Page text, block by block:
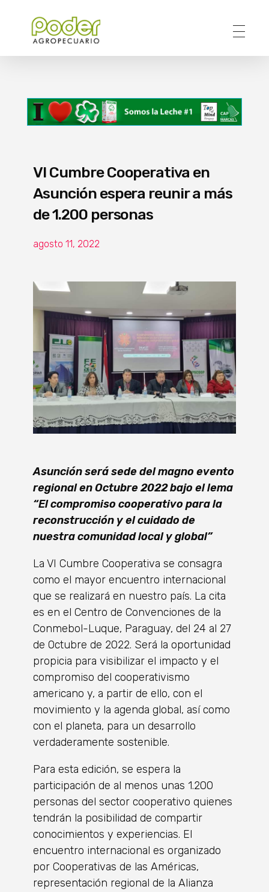
VI Cumbre Cooperativa en
Asunción espera reunir a más
de 1.200 personas
agosto 11, 2022
Asunción será sede del magno evento
regional en Octubre 2022 bajo el lema
“El compromiso cooperativo para la
reconstrucción y el cuidado de
nuestra comunidad local y global”
La VI Cumbre Cooperativa se consagra
como el mayor encuentro internacional
que se realizará en nuestro país. La cita
es en el Centro de Convenciones de la
Conmebol-Luque, Paraguay, del 24 al 27
de Octubre de 2022. Será la oportunidad
propicia para visibilizar el impacto y el
compromiso del cooperativismo
americano y, a partir de ello, con el
movimiento y la agenda global, así como
con el planeta, para un desarrollo
verdaderamente sostenible.
Para esta edición, se espera la
participación de al menos unas 1.200
personas del sector cooperativo quienes
tendrán la posibilidad de compartir
conocimientos y experiencias. El
encuentro internacional es organizado
por Cooperativas de las Américas,
representación regional de la Alianza